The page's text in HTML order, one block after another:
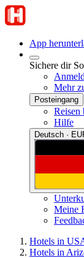
App
Sichere dir
Mehr
Posteingang
Reisen
Hilfe
Deutsch ·
Meine
Hotels in
Hotels in